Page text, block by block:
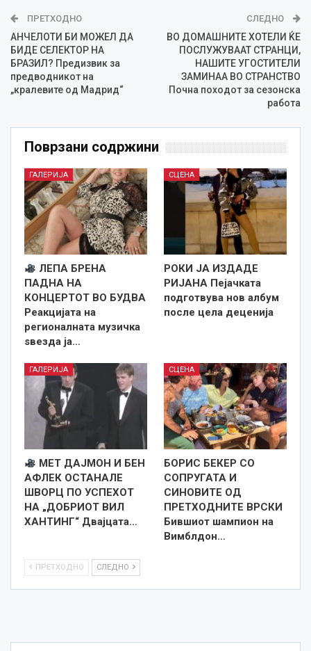
ПРЕТХОДНО
АНЧЕЛОТИ БИ МОЖЕЛ ДА
БИДЕ СЕЛЕКТОР НА
БРАЗИЛ? Предизвик за
предводникот на
„кралевите од Мадрид“
СЛЕДНО
ВО ДОМАШНИТЕ ХОТЕЛИ ЌЕ
ПОСЛУЖУВААТ СТРАНЦИ,
НАШИТЕ УГОСТИТЕЛИ
ЗАМИНАА ВО СТРАНСТВО
Почна походот за сезонска
работа
Поврзани содржини
ГАЛЕРИЈА
ЛЕПА БРЕНА
ПАДНА НА
КОНЦЕРТОТ ВО БУДВА
Реакцијата на
регионалната музичка
ѕвезда ја…
СЦЕНА
РОКИ ЈА ИЗДАДЕ
РИЈАНА Пејачката
подготвува нов албум
после цела деценија
ГАЛЕРИЈА
МЕТ ДАЈМОН И БЕН
АФЛЕК ОСТАНАЛЕ
ШВОРЦ ПО УСПЕХОТ
НА „ДОБРИОТ ВИЛ
ХАНТИНГ“ Двајцата…
СЦЕНА
БОРИС БЕКЕР СО
СОПРУГАТА И
СИНОВИТЕ ОД
ПРЕТХОДНИТЕ ВРСКИ
Бившиот шампион на
Вимблдон…
ПРЕТХОДНО СЛЕДНО